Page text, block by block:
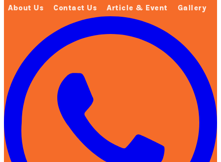
About Us Contact Us Article & Event Gallery